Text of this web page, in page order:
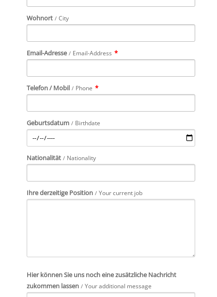
Wohnort City
Email-Adresse Email-Address *
Telefon / Mobil Phone *
Geburtsdatum Birthdate
Nationalität Nationality
Ihre derzeitige Position Your current job
Hier können Sie uns noch eine zusätzliche Nachricht
zukommen lassen
Your additional message